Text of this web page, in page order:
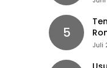
5
Juli